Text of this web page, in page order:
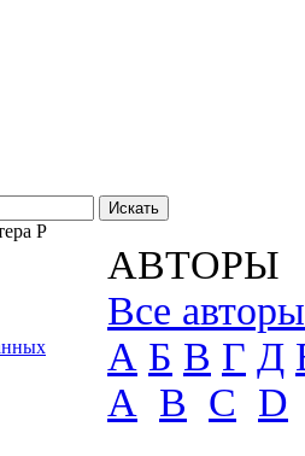
Искать
Р
АВТОРЫ
Все авторы
А Б В Г Д
A B C D